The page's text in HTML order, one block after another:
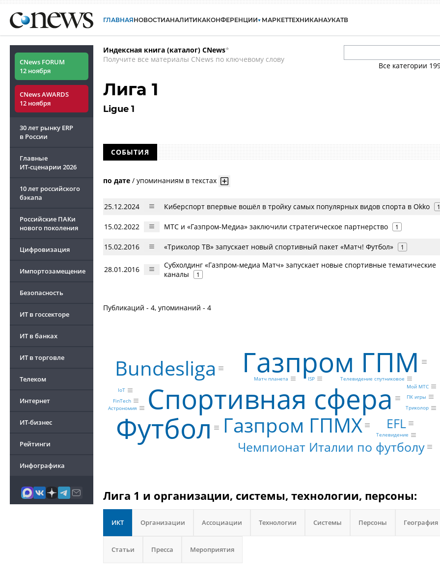
ГЛАВНАЯНОВОСТИАНАЛИТИКАКОНФЕРЕНЦИИ МАРКЕТТЕХНИКАНАУКАТВ
CNews FORUM
12 ноября
CNews AWARDS
12 ноября
30 лет рынку ERP
в России
Главные
ИТ-сценарии 2026
10 лет российского
бэкапа
Российские ПАКи
нового поколения
Цифровизация
Импортозамещение
Безопасность
ИТ в госсекторе
ИТ в банках
ИТ в торговле
Телеком
Интернет
ИТ-бизнес
Рейтинги
Инфографика
Индексная книга (каталог) CNews*
Получите все материалы CNews по ключевому слову
Все категории
Лига 1
Ligue 1
СОБЫТИЯ
по дате / упоминаниям в текстах
25.12.2024 Киберспорт впервые вошёл в тройку самых популярных видов спорта в Okko 1
15.02.2022 МТС и «Газпром-Медиа» заключили стратегическое партнерство 1
15.02.2016 «Триколор ТВ» запускает новый спортивный пакет «Матч! Футбол» 1
28.01.2016
Субхолдинг «Газпром-медиа Матч» запускает новые спортивные тематические
каналы
1
Публикаций - 4, упоминаний - 4
Спортивная сфера
Футбол
Газпром ГПМ
Газпром ГПМХ
Bundesliga
EFL
Чемпионат Италии по футболу
Триколор
Телевидение спутниковое
ПК игры
Телевидение
IoT
ISP
FinTech
Мой МТС
Астрономия
Матч планета
Лига 1 и организации, системы, технологии, персоны:
ИКТ Организации Ассоциации Технологии Системы Персоны География
Статьи Пресса Мероприятия